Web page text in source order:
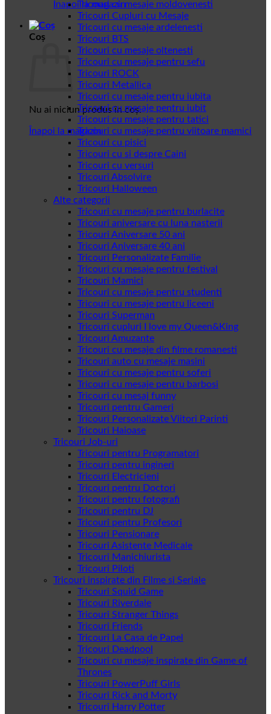
Înapoi la magazin
Coș
Nu ai niciun produs în coș.
Înapoi la magazin
Tricouri cu mesaje moldovenesti
Tricouri Cupluri cu Mesaje
Tricouri cu mesaje ardelenesti
Tricouri BTS
Tricouri cu mesaje oltenesti
Tricouri cu mesaje pentru sefu
Tricouri ROCK
Tricouri Metallica
Tricouri cu mesaje pentru iubita
Tricouri cu mesaje pentru iubit
Tricouri cu mesaje pentru tatici
Tricouri cu mesaje pentru viitoare mamici
Tricouri cu pisici
Tricouri cu si despre Caini
Tricouri cu versuri
Tricouri Absolvire
Tricouri Halloween
Alte categorii
Tricouri cu mesaje pentru burlacite
Tricouri aniversare cu luna nasterii
Tricouri Aniversare 50 ani
Tricouri Aniversare 40 ani
Tricouri Personalizate Familie
Tricouri cu mesaje pentru festival
Tricouri Mamici
Tricouri cu mesaje pentru studenti
Tricouri cu mesaje pentru liceeni
Tricouri Superman
Tricouri cupluri I love my Queen&King
Tricouri Amuzante
Tricouri cu mesaje din filme romanesti
Tricouri auto cu mesaje masini
Tricouri cu mesaje pentru soferi
Tricouri cu mesaje pentru barbosi
Tricouri cu mesaj funny
Tricouri pentru Gameri
Tricouri Personalizate Viitori Parinti
Tricouri Haioase
Tricouri Job-uri
Tricouri pentru Programatori
Tricouri pentru ingineri
Tricouri Electricieni
Tricouri pentru Doctori
Tricouri pentru fotografi
Tricouri pentru DJ
Tricouri pentru Profesori
Tricouri Pensionare
Tricouri Asistente Medicale
Tricouri Manichiurista
Tricouri Piloti
Tricouri inspirate din Filme si Seriale
Tricouri Squid Game
Tricouri Riverdale
Tricouri Stranger Things
Tricouri Friends
Tricouri La Casa de Papel
Tricouri Deadpool
Tricouri cu mesaje inspirate din Game of
Thrones
Tricouri PowerPuff Girls
Tricouri Rick and Morty
Tricouri Harry Potter